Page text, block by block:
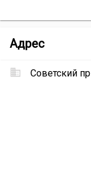
Адрес
Советский